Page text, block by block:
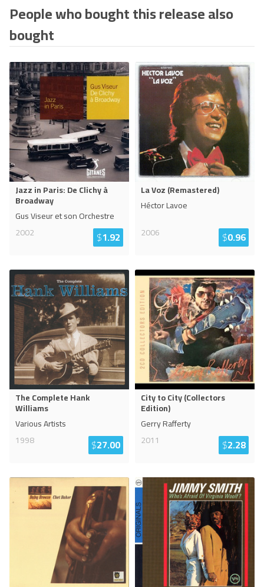
People who bought this release also
bought
Jazz in Paris: De Clichy à
Broadway
Gus Viseur et son Orchestre
2002
$1.92
La Voz (Remastered)
Héctor Lavoe
2006
$0.96
The Complete Hank
Williams
Various Artists
1998
$27.00
City to City (Collectors
Edition)
Gerry Rafferty
2011
$2.28